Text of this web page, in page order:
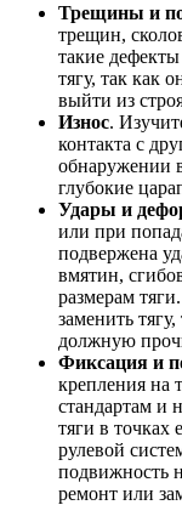
Трещины и
трещин,
такие
тягу, так как
выйти из
Износ.
контакта с
обнаружении
глубокие
Удары и
или при
подвержена
вмятин,
размерам
заменить
должную
Фиксация и
крепления на
стандартам и
тяги в точках
рулевой
подвижность
ремонт или